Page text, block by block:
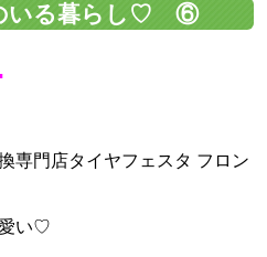
いる暮らし♡ ⑥
専門店タイヤフェスタ フロン
い♡